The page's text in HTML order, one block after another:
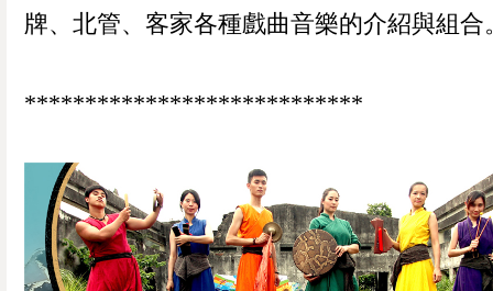
牌、北管、客家各種戲曲音樂的介紹與組合
****************************